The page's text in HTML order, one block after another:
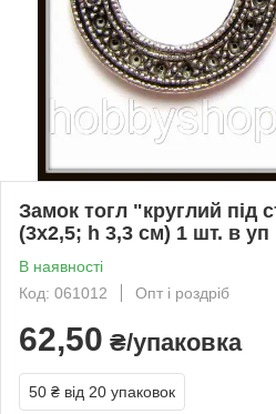
Замок тогл "круглий під
(3х2,5; h 3,3 см) 1 шт. в уп
В наявності
Код: 061012
Опт і роздріб
62,50 ₴/упаковка
50 ₴ від 20 упаковок